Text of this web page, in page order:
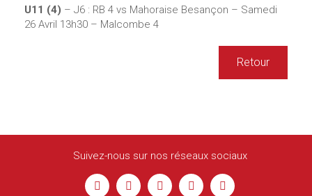
U11 (4) – J6 : RB 4 vs Mahoraise Besançon – Samedi
26 Avril 13h30 – Malcombe 4
Retour
Suivez-nous sur nos réseaux sociaux